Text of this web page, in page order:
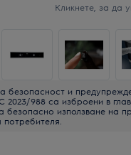
Кликнете, за да
безопасност и
2023/988 са изброени в
безопасно използване на